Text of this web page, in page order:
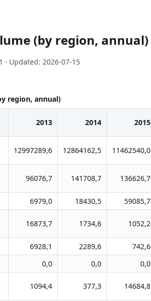
(by region, annual)
· Updated: 2026-07-15
region, annual)
2013 2014 2015
12997289,6 12864162,5 11462540,0
96076,7 141708,7 136626,7
6979,0 18430,5 59085,7
16873,7 1734,6 1052,2
6928,1 2289,6 742,6
0,0 0,0 0,0
1094,4 377,3 14684,8